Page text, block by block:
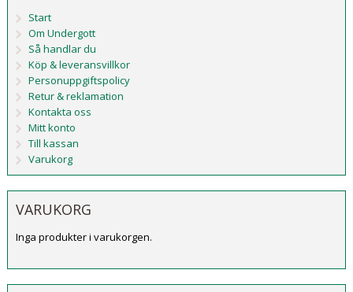
Start
Om Undergott
Så handlar du
Köp & leveransvillkor
Personuppgiftspolicy
Retur & reklamation
Kontakta oss
Mitt konto
Till kassan
Varukorg
VARUKORG
Inga produkter i varukorgen.